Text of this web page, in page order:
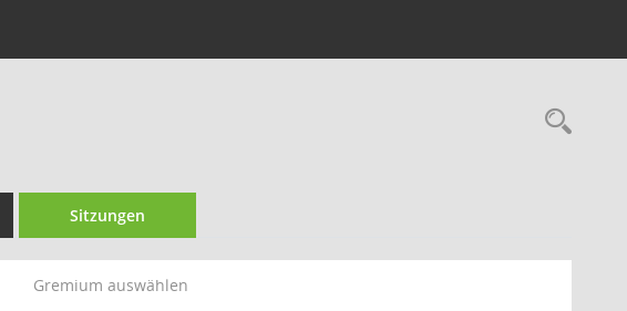
Sitzungen
Gremium auswählen